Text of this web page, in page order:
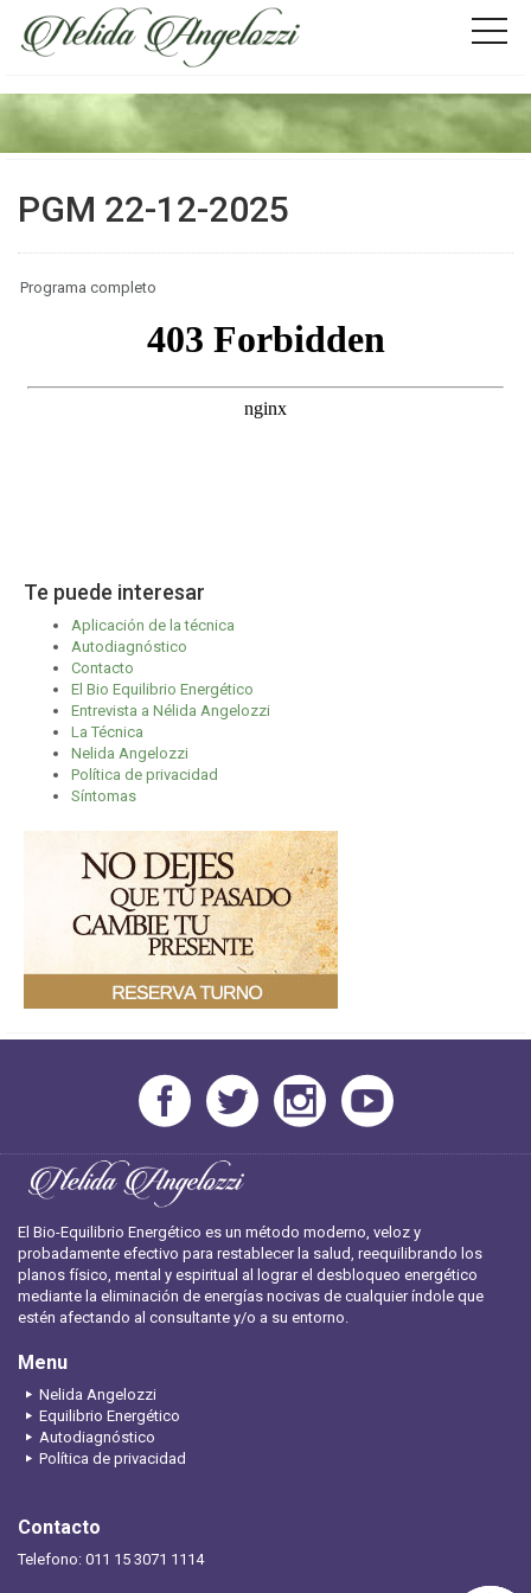
PGM 22-12-2025
Programa completo
Te puede interesar
Aplicación de la técnica
Autodiagnóstico
Contacto
El Bio Equilibrio Energético
Entrevista a Nélida Angelozzi
La Técnica
Nelida Angelozzi
Política de privacidad
Síntomas
El Bio-Equilibrio Energético es un método moderno, veloz y
probadamente efectivo para restablecer la salud, reequilibrando los
planos físico, mental y espiritual al lograr el desbloqueo energético
mediante la eliminación de energías nocivas de cualquier índole que
estén afectando al consultante y/o a su entorno.
Menu
Nelida Angelozzi
Equilibrio Energético
Autodiagnóstico
Política de privacidad
Contacto
Telefono: 011 15 3071 1114